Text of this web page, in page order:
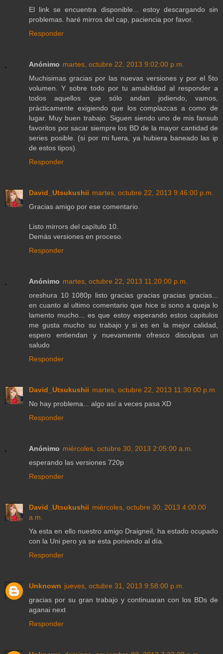
El link se encuentra disponible... estoy descargando sin
problemas. haré mirros del cap, paciencia por favor.
Responder
Anónimo martes, octubre 22, 2013 9:02:00 p.m.
Muchisimas gracias por las nuevas versiones y por el 5to
volumen. Y sobre todo por tu amabilidad al responder a
todos aquellos que sólo andan jodiendo, vamos,
prácticamente exigiendo que los complazcas a como de
lugar. Muy buen trabajo. Siguen siendo uno de mis fansub
favoritos por sacar siempre los BD de la mayor cantidad de
series posible. (si por mi fuera, ya hubiera baneado las ip
de estos tipos).
Responder
David_Utsukushii martes, octubre 22, 2013 9:46:00 p.m.
Gracias amigo por ese comentario.
Listo mirrors del capítulo 10.
Demás versiones en proceso.
Responder
Anónimo martes, octubre 22, 2013 11:20:00 p.m.
oreshura 10 1080p listo gracias gracias gracias gracias...
en cuanto al ultimo comentario que hice si sono a queja lo
lamento mucho... es que estoy esperando estos capitulos
me gusta mucho su trabajo y si es en la mejor calidad,
espero entiendan y nuevamente ofresco disculpas un
saludo
Responder
David_Utsukushii martes, octubre 22, 2013 11:30:00 p.m.
No hay problema... algo así a veces pasa XD
Responder
Anónimo miércoles, octubre 30, 2013 2:05:00 a.m.
esperando las versiones 720p
Responder
David_Utsukushii miércoles, octubre 30, 2013 4:00:00
a.m.
Ya esta en ello nuestro amigo Draigneil, ha estado ocupado
con la Uni pero ya se esta poniendo al día.
Responder
Unknown jueves, octubre 31, 2013 9:58:00 p.m.
gracias por su gran trabajo y continuaran con los BDs de
aganai next
Responder